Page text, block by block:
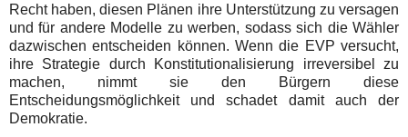
Recht haben, diesen Plänen ihre Unterstützung zu versagen
und für andere Modelle zu werben, sodass sich die Wähler
dazwischen entscheiden können. Wenn die EVP versucht,
ihre Strategie durch Konstitutionalisierung irreversibel zu
machen, nimmt sie den Bürgern diese
Entscheidungsmöglichkeit und schadet damit auch der
Demokratie.